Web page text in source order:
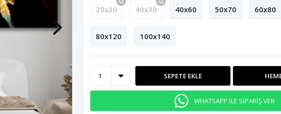
20x30 40x30 40x60 50x70 60x80
80x120 100x140
SEPETE EKLE
WHATSAPP İLE SİPARİŞ VER